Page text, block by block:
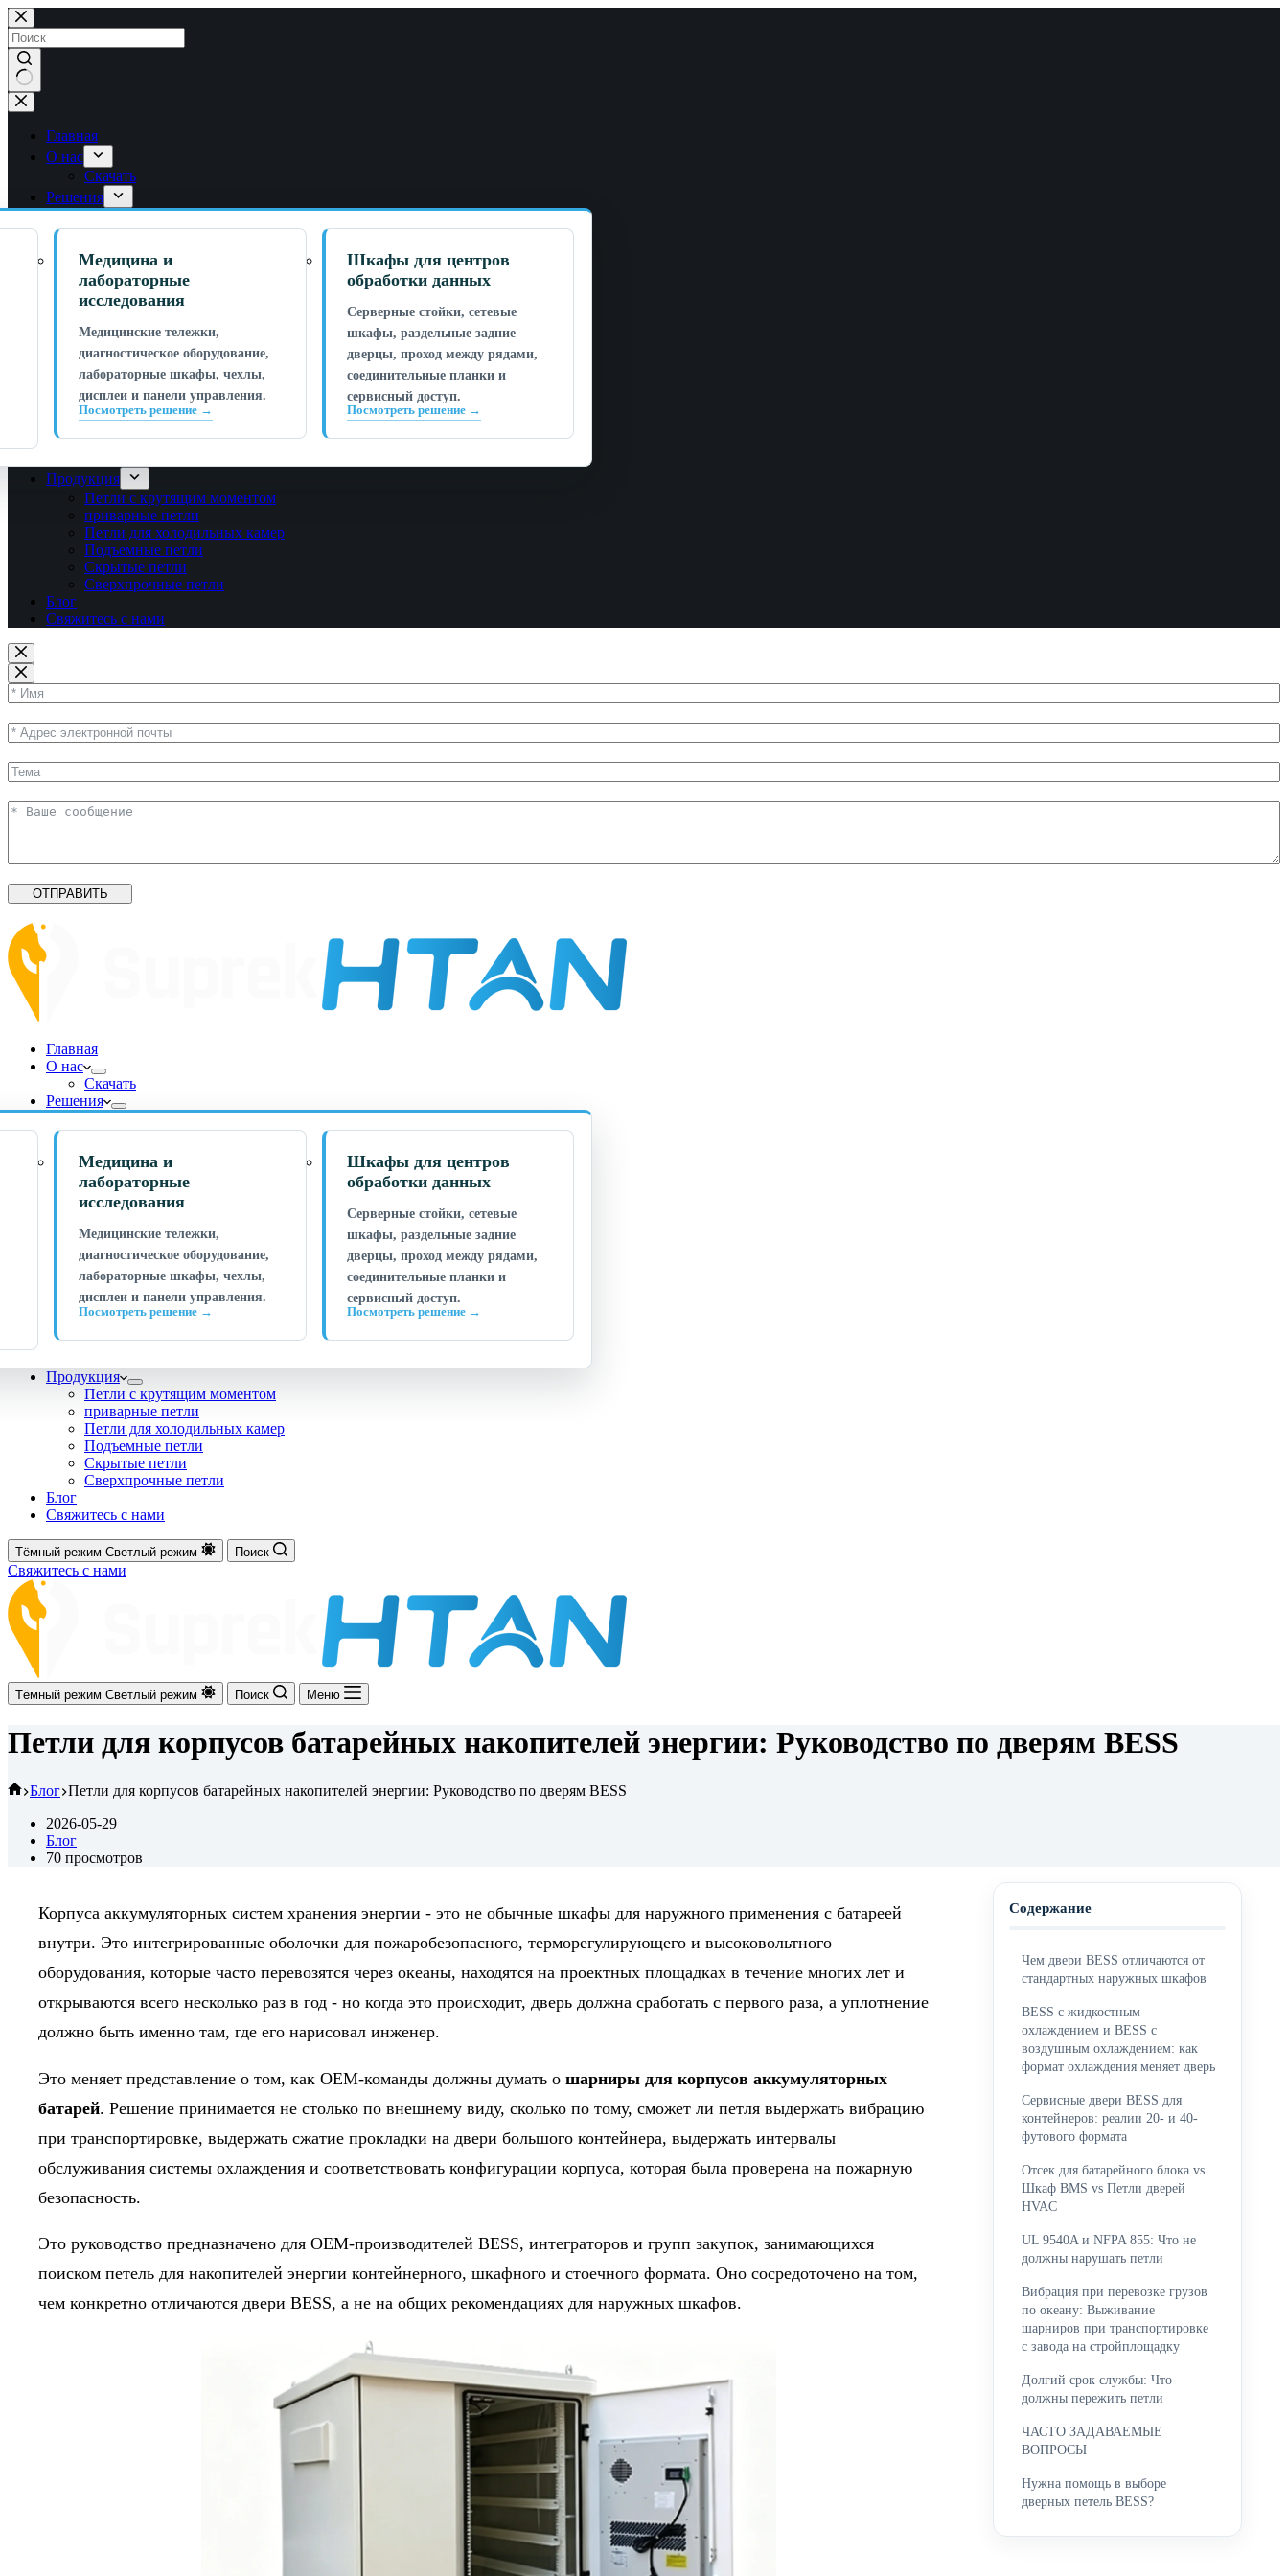
Перейти
к
содержанию
Нет
результатов
Главная
О нас
Скачать
Решения
Медицина и
лабораторные
исследования
Медицинские тележки,
диагностическое оборудование,
лабораторные шкафы, чехлы,
дисплеи и панели управления.
Посмотреть решение →
Шкафы для центров
обработки данных
Серверные стойки, сетевые
шкафы, раздельные задние
дверцы, проход между рядами,
соединительные планки и
сервисный доступ.
Посмотреть решение →
Продукция
Петли с крутящим моментом
приварные петли
Петли для холодильных камер
Подъемные петли
Скрытые петли
Сверхпрочные петли
Блог
Свяжитесь с нами
ОТПРАВИТЬ
Главная
О нас
Скачать
Решения
Медицина и
лабораторные
исследования
Медицинские тележки,
диагностическое оборудование,
лабораторные шкафы, чехлы,
дисплеи и панели управления.
Посмотреть решение →
Шкафы для центров
обработки данных
Серверные стойки, сетевые
шкафы, раздельные задние
дверцы, проход между рядами,
соединительные планки и
сервисный доступ.
Посмотреть решение →
Продукция
Петли с крутящим моментом
приварные петли
Петли для холодильных камер
Подъемные петли
Скрытые петли
Сверхпрочные петли
Блог
Свяжитесь с нами
Тёмный режим Светлый режим Поиск
Свяжитесь с нами
Тёмный режим Светлый режим Поиск Меню
Петли для корпусов батарейных накопителей энергии: Руководство по дверям BESS
Главная
Блог Петли для корпусов батарейных накопителей энергии: Руководство по дверям BESS
2026-05-29
Блог
70 просмотров
Содержание
Чем двери BESS отличаются от
стандартных наружных шкафов
BESS с жидкостным
охлаждением и BESS с
воздушным охлаждением: как
формат охлаждения меняет дверь
Сервисные двери BESS для
контейнеров: реалии 20- и 40-
футового формата
Отсек для батарейного блока vs
Шкаф BMS vs Петли дверей
HVAC
UL 9540A и NFPA 855: Что не
должны нарушать петли
Вибрация при перевозке грузов
по океану: Выживание
шарниров при транспортировке
с завода на стройплощадку
Долгий срок службы: Что
должны пережить петли
ЧАСТО ЗАДАВАЕМЫЕ
ВОПРОСЫ
Нужна помощь в выборе
дверных петель BESS?
Корпуса аккумуляторных систем хранения энергии - это не обычные шкафы для наружного применения с батареей
внутри. Это интегрированные оболочки для пожаробезопасного, терморегулирующего и высоковольтного
оборудования, которые часто перевозятся через океаны, находятся на проектных площадках в течение многих лет и
открываются всего несколько раз в год - но когда это происходит, дверь должна сработать с первого раза, а уплотнение
должно быть именно там, где его нарисовал инженер.
Это меняет представление о том, как OEM-команды должны думать о шарниры для корпусов аккумуляторных
батарей. Решение принимается не столько по внешнему виду, сколько по тому, сможет ли петля выдержать вибрацию
при транспортировке, выдержать сжатие прокладки на двери большого контейнера, выдержать интервалы
обслуживания системы охлаждения и соответствовать конфигурации корпуса, которая была проверена на пожарную
безопасность.
Это руководство предназначено для OEM-производителей BESS, интеграторов и групп закупок, занимающихся
поиском петель для накопителей энергии контейнерного, шкафного и стоечного формата. Оно сосредоточено на том,
чем конкретно отличаются двери BESS, а не на общих рекомендациях для наружных шкафов.